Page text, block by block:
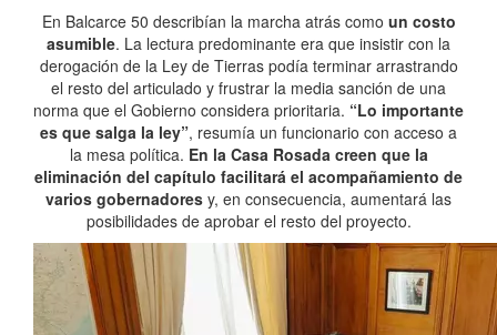
En Balcarce 50 describían la marcha atrás como un costo
asumible. La lectura predominante era que insistir con la
derogación de la Ley de Tierras podía terminar arrastrando
el resto del articulado y frustrar la media sanción de una
norma que el Gobierno considera prioritaria. “Lo importante
es que salga la ley”, resumía un funcionario con acceso a
la mesa política. En la Casa Rosada creen que la
eliminación del capítulo facilitará el acompañamiento de
varios gobernadores y, en consecuencia, aumentará las
posibilidades de aprobar el resto del proyecto.